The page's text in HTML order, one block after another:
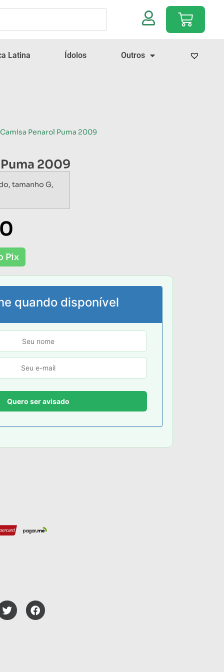
Latina Ídolos Outros
Penarol Puma 2009
2009
tamanho G,
Pix
quando disponível